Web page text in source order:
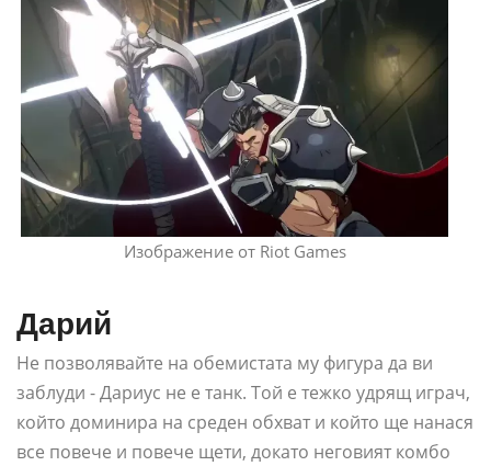
Изображение от Riot Games
Дарий
Не позволявайте на обемистата му фигура да ви
заблуди - Дариус не е танк. Той е тежко удрящ играч,
който доминира на среден обхват и който ще нанася
все повече и повече щети, докато неговият комбо